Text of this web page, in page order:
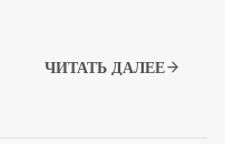
ЧИТАТЬ ДАЛЕЕ